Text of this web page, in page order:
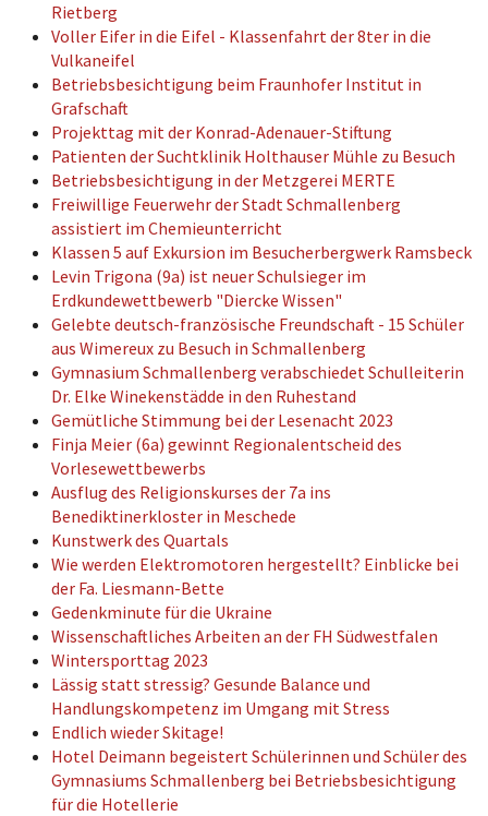
Rietberg
Voller Eifer in die Eifel - Klassenfahrt der 8ter in die
Vulkaneifel
Betriebsbesichtigung beim Fraunhofer Institut in
Grafschaft
Projekttag mit der Konrad-Adenauer-Stiftung
Patienten der Suchtklinik Holthauser Mühle zu Besuch
Betriebsbesichtigung in der Metzgerei MERTE
Freiwillige Feuerwehr der Stadt Schmallenberg
assistiert im Chemieunterricht
Klassen 5 auf Exkursion im Besucherbergwerk Ramsbeck
Levin Trigona (9a) ist neuer Schulsieger im
Erdkundewettbewerb "Diercke Wissen"
Gelebte deutsch-französische Freundschaft - 15 Schüler
aus Wimereux zu Besuch in Schmallenberg
Gymnasium Schmallenberg verabschiedet Schulleiterin
Dr. Elke Winekenstädde in den Ruhestand
Gemütliche Stimmung bei der Lesenacht 2023
Finja Meier (6a) gewinnt Regionalentscheid des
Vorlesewettbewerbs
Ausflug des Religionskurses der 7a ins
Benediktinerkloster in Meschede
Kunstwerk des Quartals
Wie werden Elektromotoren hergestellt? Einblicke bei
der Fa. Liesmann-Bette
Gedenkminute für die Ukraine
Wissenschaftliches Arbeiten an der FH Südwestfalen
Wintersporttag 2023
Lässig statt stressig? Gesunde Balance und
Handlungskompetenz im Umgang mit Stress
Endlich wieder Skitage!
Hotel Deimann begeistert Schülerinnen und Schüler des
Gymnasiums Schmallenberg bei Betriebsbesichtigung
für die Hotellerie